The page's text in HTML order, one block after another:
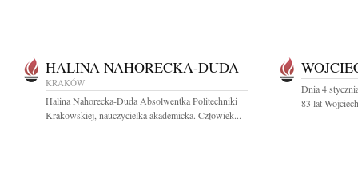
HALINA NAHORECKA-DUDA
KRAKÓW
Halina Nahorecka-Duda Absolwentka Politechniki
Krakowskiej, nauczycielka akademicka. Człowiek...
Dnia 4
83 lat